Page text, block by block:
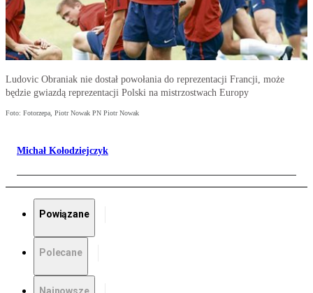
Ludovic Obraniak nie dostał powołania do reprezentacji Francji, może
będzie gwiazdą reprezentacji Polski na mistrzostwach Europy
Foto: Fotorzepa, Piotr Nowak PN Piotr Nowak
Michał Kołodziejczyk
Powiązane
Polecane